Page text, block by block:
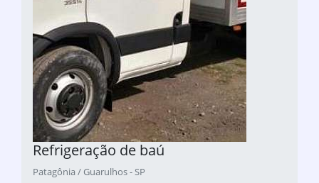
Refrigeração de baú
Patagônia / Guarulhos - SP